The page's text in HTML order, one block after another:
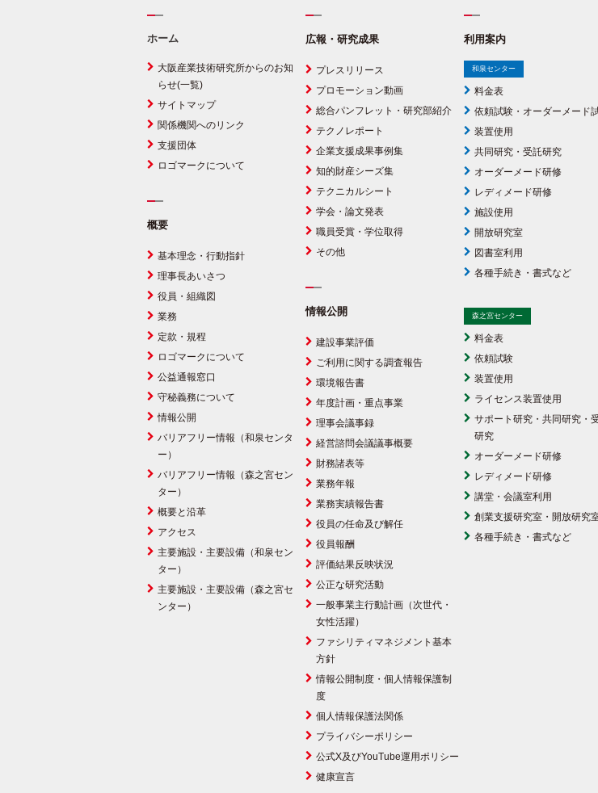
ホーム
大阪産業技術研究所からのお知
らせ(一覧)
サイトマップ
関係機関へのリンク
支援団体
ロゴマークについて
概要
基本理念・行動指針
理事長あいさつ
役員・組織図
業務
定款・規程
ロゴマークについて
公益通報窓口
守秘義務について
情報公開
バリアフリー情報（和泉センタ
ー）
バリアフリー情報（森之宮セン
ター）
概要と沿革
アクセス
主要施設・主要設備（和泉セン
ター）
主要施設・主要設備（森之宮セ
ンター）
広報・研究成果
プレスリリース
プロモーション動画
総合パンフレット・研究部紹介
テクノレポート
企業支援成果事例集
知的財産シーズ集
テクニカルシート
学会・論文発表
職員受賞・学位取得
その他
情報公開
建設事業評価
ご利用に関する調査報告
環境報告書
年度計画・重点事業
理事会議事録
経営諮問会議議事概要
財務諸表等
業務年報
業務実績報告書
役員の任命及び解任
役員報酬
評価結果反映状況
公正な研究活動
一般事業主行動計画（次世代・
女性活躍）
ファシリティマネジメント基本
方針
情報公開制度・個人情報保護制
度
個人情報保護法関係
プライバシーポリシー
公式X及びYouTube運用ポリシー
健康宣言
利用案内
和泉センター
料金表
依頼試験・オーダーメード
装置使用
共同研究・受託研究
オーダーメード研修
レディメード研修
施設使用
開放研究室
図書室利用
各種手続き・書式など
森之宮センター
料金表
依頼試験
装置使用
ライセンス装置使用
サポート研究・共同研究・
研究
オーダーメード研修
レディメード研修
講堂・会議室利用
創業支援研究室・開放研究
各種手続き・書式など